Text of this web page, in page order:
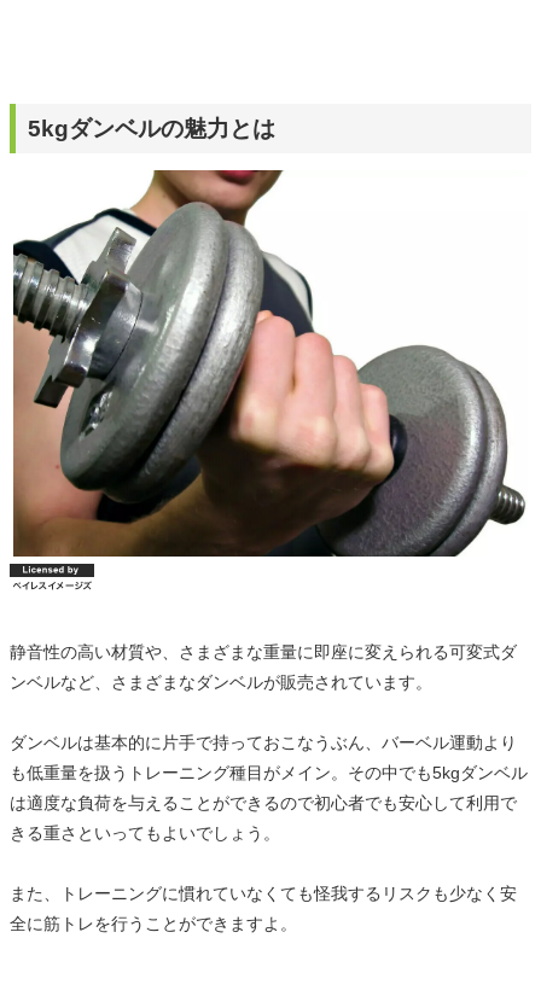
5kgダンベルの魅力とは
静音性の高い材質や、さまざまな重量に即座に変えられる可変式ダ
ンベルなど、さまざまなダンベルが販売されています。
ダンベルは基本的に片手で持っておこなうぶん、バーベル運動より
も低重量を扱うトレーニング種目がメイン。その中でも5kgダンベル
は適度な負荷を与えることができるので初心者でも安心して利用で
きる重さといってもよいでしょう。
また、トレーニングに慣れていなくても怪我するリスクも少なく安
全に筋トレを行うことができますよ。